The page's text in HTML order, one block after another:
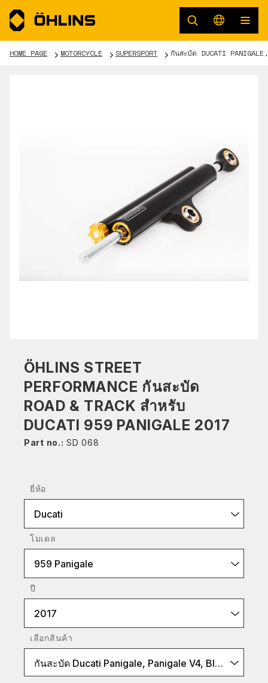
HOME PAGE MOTORCYCLE SUPERSPORT กันสะบัด DUCATI
ÖHLINS STREET
PERFORMANCE กันสะบัด
ROAD & TRACK สำหรับ
DUCATI 959 PANIGALE 2017
Part no.: SD 068
ยี่ห้อ
Ducati
โมเดล
959 Panigale
ปี
2017
เลือกสินค้า
กันสะบัด Ducati Panigale, Panigale V4, Black